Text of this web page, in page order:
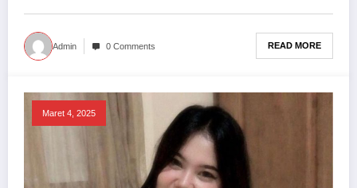
Admin 0 Comments READ MORE
Maret 4, 2025